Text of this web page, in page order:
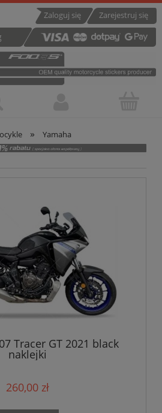
Zarejestruj się
Zaloguj się
» Yamaha
Tracer GT 2021 black
naklejki
260,00 zł